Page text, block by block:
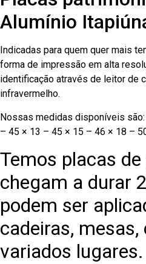
Alumínio
Indicadas para quem quer mais
forma de impressão em alta
identificação através de leitor de
infravermelho.
Nossas medidas disponíveis
– 45 × 13 – 45 × 15 – 46 × 18 –
Temos placas
chegam a durar
podem ser
cadeiras, mesas,
variados lugares.